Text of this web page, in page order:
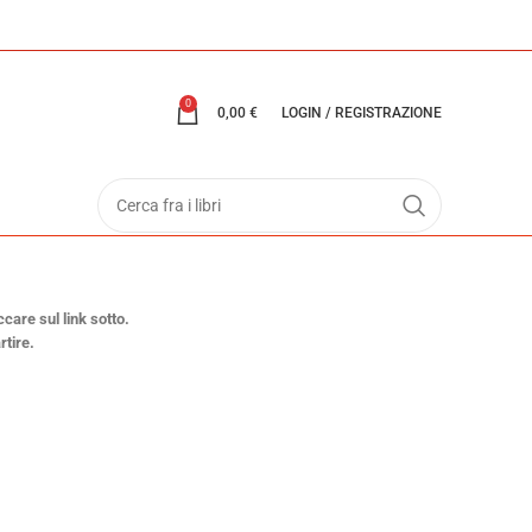
0
0,00 € LOGIN / REGISTRAZIONE
sul link sotto.